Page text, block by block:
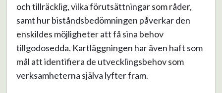
och tillräcklig, vilka förutsättningar som råder,
samt hur biståndsbedömningen påverkar den
enskildes möjligheter att få sina behov
tillgodosedda. Kartläggningen har även haft som
mål att identifiera de utvecklingsbehov som
verksamheterna själva lyfter fram.